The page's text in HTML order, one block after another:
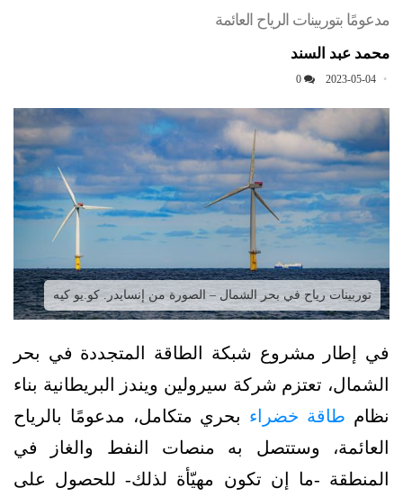
مدعومًا بتوربينات الرياح العائمة
محمد عبد السند
2023-05-04
0
توربينات رياح في بحر الشمال – الصورة من إنسايدر. كو.يو كيه
في إطار مشروع شبكة الطاقة المتجددة في بحر
الشمال، تعتزم شركة سيرولين ويندز البريطانية بناء
نظام طاقة خضراء بحري متكامل، مدعومًا بالرياح
العائمة، وستتصل به منصات النفط والغاز في
المنطقة -ما إن تكون مهيّأة لذلك- للحصول على